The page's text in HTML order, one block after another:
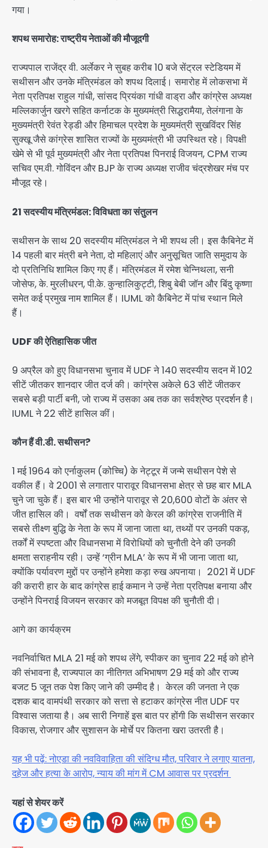
गया।
शपथ समारोह: राष्ट्रीय नेताओं की मौजूदगी
राज्यपाल राजेंद्र वी. अर्लेकर ने सुबह करीब 10 बजे सेंट्रल स्टेडियम में
सथीसन और उनके मंत्रिमंडल को शपथ दिलाई। समारोह में लोकसभा में
नेता प्रतिपक्ष राहुल गांधी, सांसद प्रियंका गांधी वाड्रा और कांग्रेस अध्यक्ष
मल्लिकार्जुन खरगे सहित कर्नाटक के मुख्यमंत्री सिद्धरामैया, तेलंगाना के
मुख्यमंत्री रेवंत रेड्डी और हिमाचल प्रदेश के मुख्यमंत्री सुखविंदर सिंह
सुक्खू जैसे कांग्रेस शासित राज्यों के मुख्यमंत्री भी उपस्थित रहे। विपक्षी
खेमे से भी पूर्व मुख्यमंत्री और नेता प्रतिपक्ष पिनराई विजयन, CPM राज्य
सचिव एम.वी. गोविंदन और BJP के राज्य अध्यक्ष राजीव चंद्रशेखर मंच पर
मौजूद रहे।
21 सदस्यीय मंत्रिमंडल: विविधता का संतुलन
सथीसन के साथ 20 सदस्यीय मंत्रिमंडल ने भी शपथ ली। इस कैबिनेट में
14 पहली बार मंत्री बने नेता, दो महिलाएं और अनुसूचित जाति समुदाय के
दो प्रतिनिधि शामिल किए गए हैं। मंत्रिमंडल में रमेश चेन्निथला, सनी
जोसेफ, के. मुरलीधरन, पी.के. कुन्हालिकुट्टी, शिबु बेबी जॉन और बिंदु कृष्णा
समेत कई प्रमुख नाम शामिल हैं। IUML को कैबिनेट में पांच स्थान मिले
हैं।
UDF की ऐतिहासिक जीत
9 अप्रैल को हुए विधानसभा चुनाव में UDF ने 140 सदस्यीय सदन में 102
सीटें जीतकर शानदार जीत दर्ज की। कांग्रेस अकेले 63 सीटें जीतकर
सबसे बड़ी पार्टी बनी, जो राज्य में उसका अब तक का सर्वश्रेष्ठ प्रदर्शन है।
IUML ने 22 सीटें हासिल कीं।
कौन हैं वी.डी. सथीसन?
1 मई 1964 को एर्नाकुलम (कोच्चि) के नेट्टूर में जन्मे सथीसन पेशे से
वकील हैं। वे 2001 से लगातार पारावूर विधानसभा क्षेत्र से छह बार MLA
चुने जा चुके हैं। इस बार भी उन्होंने पारावूर से 20,600 वोटों के अंतर से
जीत हासिल की। वर्षों तक सथीसन को केरल की कांग्रेस राजनीति में
सबसे तीक्ष्ण बुद्धि के नेता के रूप में जाना जाता था, तथ्यों पर उनकी पकड़,
तर्कों में स्पष्टता और विधानसभा में विरोधियों को चुनौती देने की उनकी
क्षमता सराहनीय रही। उन्हें ‘ग्रीन MLA’ के रूप में भी जाना जाता था,
क्योंकि पर्यावरण मुद्दों पर उन्होंने हमेशा कड़ा रुख अपनाया। 2021 में UDF
की करारी हार के बाद कांग्रेस हाई कमान ने उन्हें नेता प्रतिपक्ष बनाया और
उन्होंने पिनराई विजयन सरकार को मजबूत विपक्ष की चुनौती दी।
आगे का कार्यक्रम
नवनिर्वाचित MLA 21 मई को शपथ लेंगे, स्पीकर का चुनाव 22 मई को होने
की संभावना है, राज्यपाल का नीतिगत अभिभाषण 29 मई को और राज्य
बजट 5 जून तक पेश किए जाने की उम्मीद है। केरल की जनता ने एक
दशक बाद वामपंथी सरकार को सत्ता से हटाकर कांग्रेस नीत UDF पर
विश्वास जताया है। अब सारी निगाहें इस बात पर होंगी कि सथीसन सरकार
विकास, रोजगार और सुशासन के मोर्चे पर कितना खरा उतरती है।​​​​​​​​​​​​​​​​
यह भी पढ़ें: नोएडा की नवविवाहिता की संदिग्ध मौत, परिवार ने लगाए यातना,
दहेज और हत्या के आरोप, न्याय की मांग में CM आवास पर प्रदर्शन
यहां से शेयर करें